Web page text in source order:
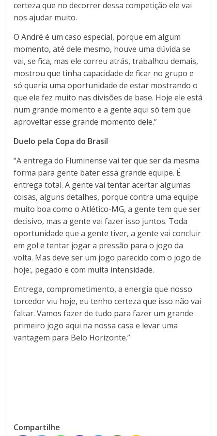
certeza que no decorrer dessa competição ele vai
nos ajudar muito.
O André é um caso especial, porque em algum
momento, até dele mesmo, houve uma dúvida se
vai, se fica, mas ele correu atrás, trabalhou demais,
mostrou que tinha capacidade de ficar no grupo e
só queria uma oportunidade de estar mostrando o
que ele fez muito nas divisões de base. Hoje ele está
num grande momento e a gente aqui só tem que
aproveitar esse grande momento dele.”
Duelo pela Copa do Brasil
“A entrega do Fluminense vai ter que ser da mesma
forma para gente bater essa grande equipe. É
entrega total. A gente vai tentar acertar algumas
coisas, alguns detalhes, porque contra uma equipe
muito boa como o Atlético-MG, a gente tem que ser
decisivo, mas a gente vai fazer isso juntos. Toda
oportunidade que a gente tiver, a gente vai concluir
em gol e tentar jogar a pressão para o jogo da
volta. Mas deve ser um jogo parecido com o jogo de
hoje:, pegado e com muita intensidade.
Entrega, comprometimento, a energia que nosso
torcedor viu hoje, eu tenho certeza que isso não vai
faltar. Vamos fazer de tudo para fazer um grande
primeiro jogo aqui na nossa casa e levar uma
vantagem para Belo Horizonte.”
Compartilhe